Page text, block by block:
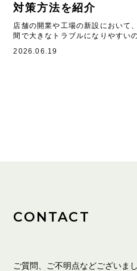
対策方法を紹介
店舗の開業や工場の新設において
間で大きなトラブルになりやすい
2026.06.19
CONTACT
ご質問、ご不明点などございま